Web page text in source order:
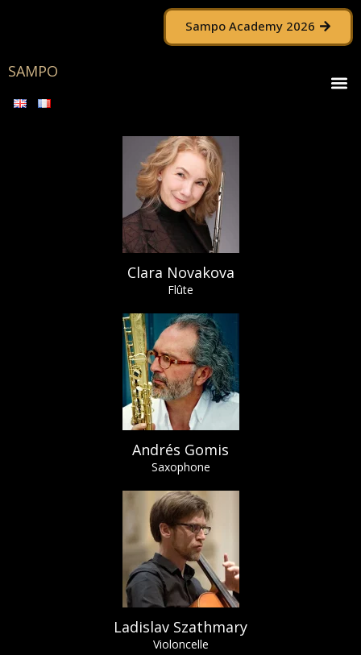
Sampo Academy 2026
SAMPO
Clara Novakova
Flûte
Andrés Gomis
Saxophone
Ladislav Szathmary
Violoncelle